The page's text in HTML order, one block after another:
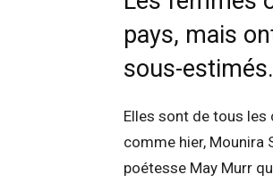
pays, mais
sous-estimés.
Elles sont de tous les
comme hier, Mounira
poétesse May Murr